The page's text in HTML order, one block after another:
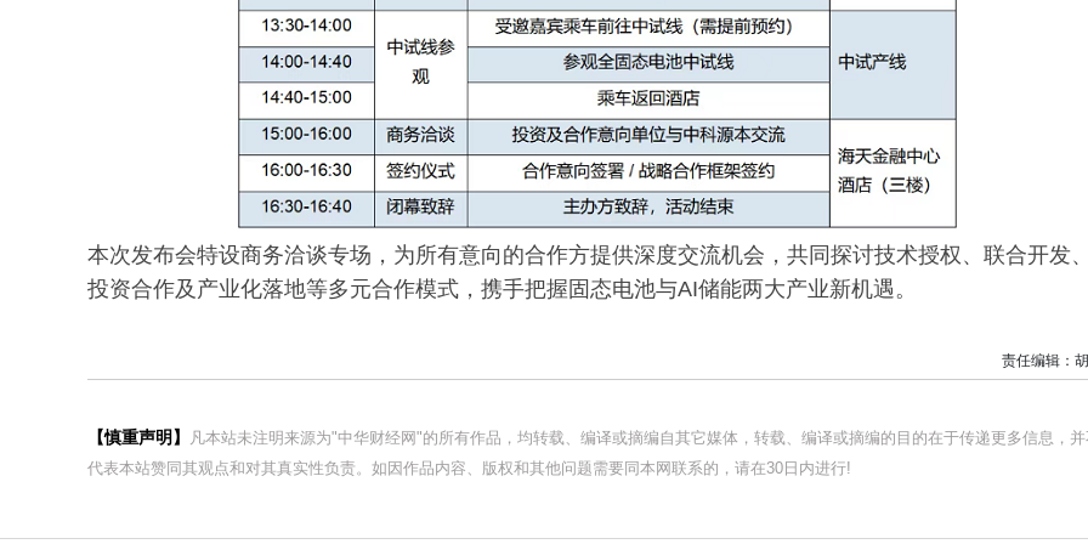
本次发布会特设商务洽谈专场，为所有意向的合作方提供深度交流机会，共同探讨技术授权、联合开发、
投资合作及产业化落地等多元合作模式，携手把握固态电池与AI储能两大产业新机遇。
责任编辑：
【慎重声明】
凡本站未注明来源为"中华财经网"的所有作品，均转载、编译或摘编自其它媒体，转载、编译或摘编的目的在于传递更多信息，并
代表本站赞同其观点和对其真实性负责。如因作品内容、版权和其他问题需要同本网联系的，请在30日内进行!